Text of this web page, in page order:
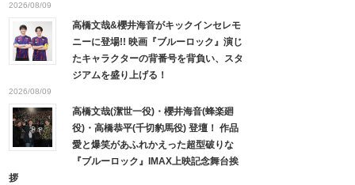
2026/08/09
高橋文哉&櫻井海音がキックインセレモ
ニーに登場!! 映画『ブルーロック』演じ
たキャラクターの背番号を背負い、スタ
ジアムを盛り上げる！
2026/08/09
高橋文哉(潔世一役)・櫻井海音(蜂楽廻
役)・高橋恭平(千切豹馬役) 登壇！ 作品
愛と爆笑があふれかえった超型破りな
『ブルーロック』IMAX上映記念舞台挨
拶